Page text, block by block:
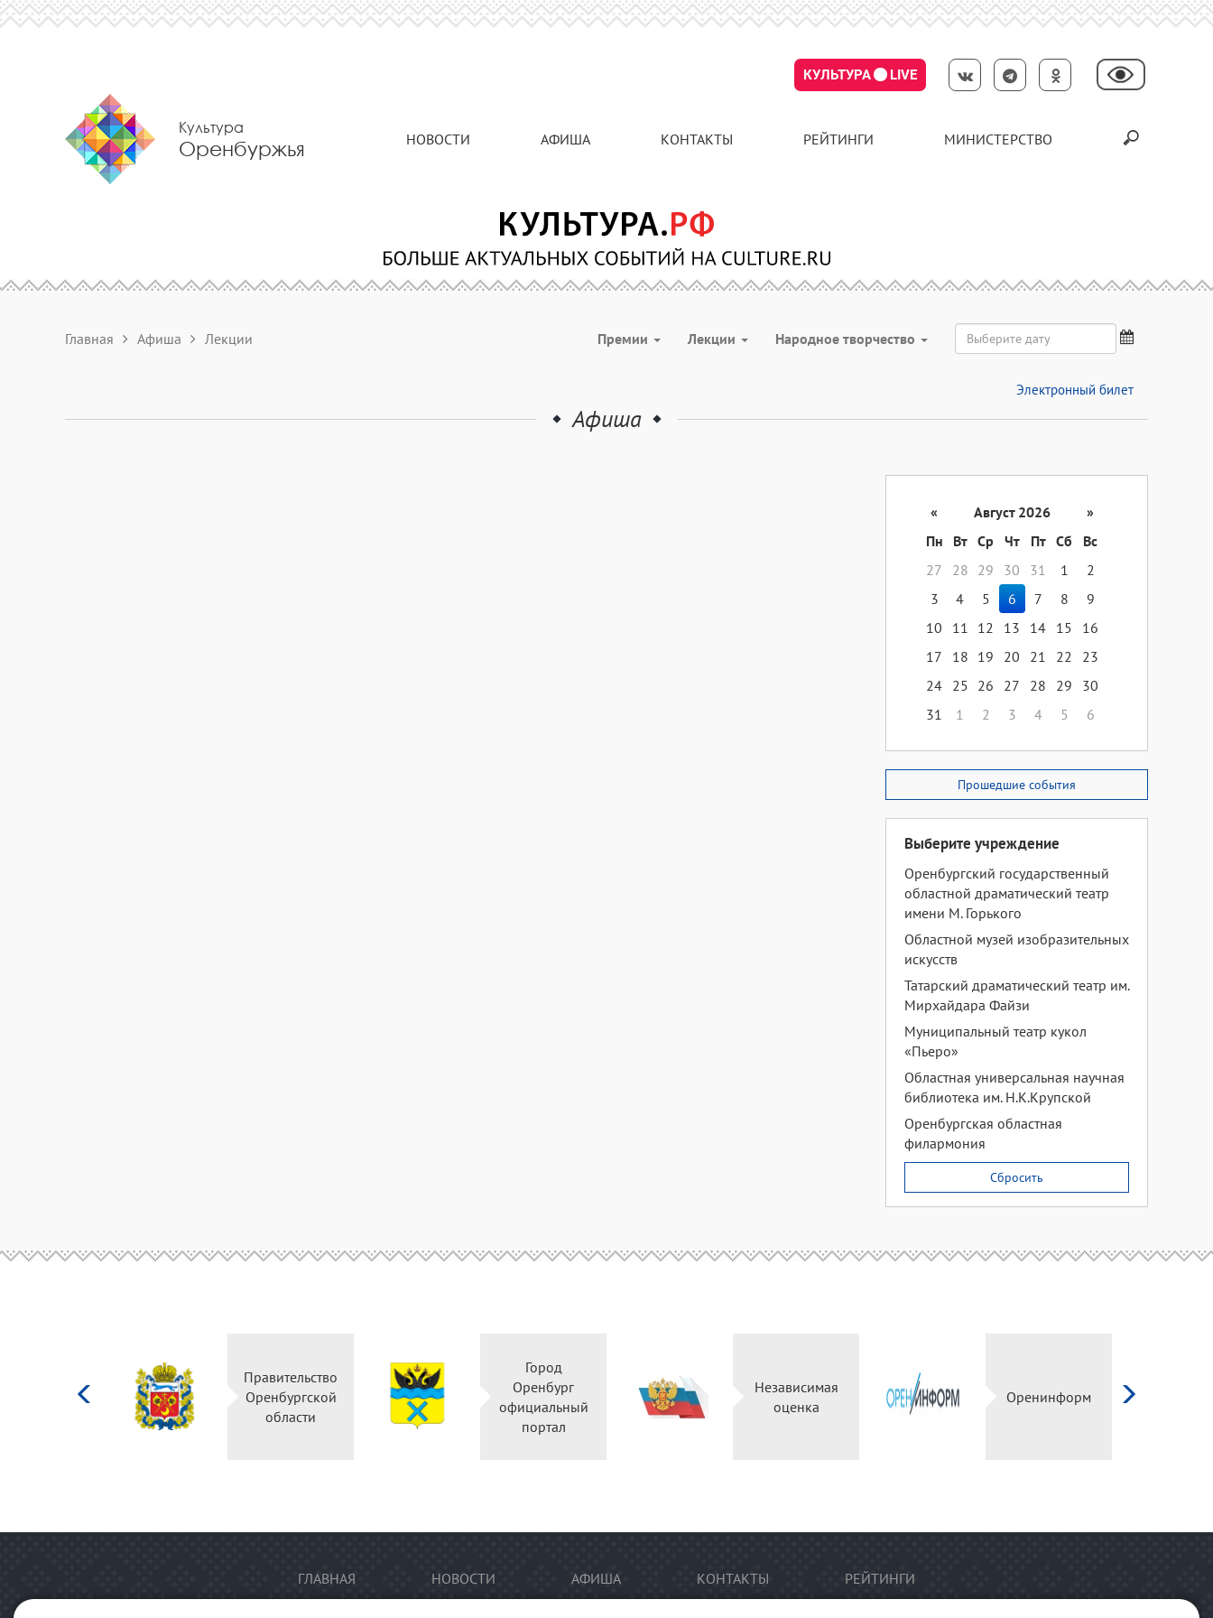
КУЛЬТУРА LIVE
Культура
Оренбуржья НОВОСТИ АФИША КОНТАКТЫ РЕЙТИНГИ МИНИСТЕРСТВО
Главная Афиша Лекции Премии Лекции Народное творчество
Электронный билет
Афиша
« Август 2026
»
Пн
Вт Ср Чт Пт Сб
Вс
27
28 29 30 31 1
2
3
4 5 6 7 8
9
10
11 12 13 14 15
16
17
18 19 20 21 22
23
24 25 26 27 28 29
30
31
1 2 3 4 5 6
Прошедшие события
Выберите учреждение
Оренбургский государственный
областной драматический театр
имени М. Горького
Областной музей изобразительных
искусств
Татарский драматический театр им.
Мирхайдара Файзи
Муниципальный театр кукол
«Пьеро»
Областная универсальная научная
библиотека им. Н.К.Крупской
Оренбургская областная
филармония
Сбросить
Правительство
Оренбургской
области
Город
Оренбург
официальный
портал
Независимая
оценка
Оренинформ
ГЛАВНАЯ НОВОСТИ АФИША КОНТАКТЫ РЕЙТИНГИ